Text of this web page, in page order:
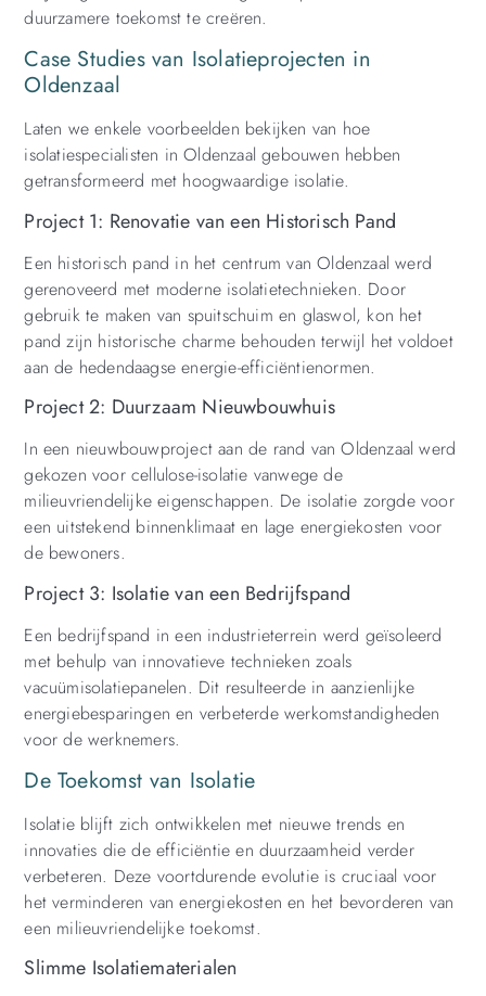
duurzamere toekomst te creëren.
Case Studies van Isolatieprojecten in
Oldenzaal
Laten we enkele voorbeelden bekijken van hoe
isolatiespecialisten in Oldenzaal gebouwen hebben
getransformeerd met hoogwaardige isolatie.
Project 1: Renovatie van een Historisch Pand
Een historisch pand in het centrum van Oldenzaal werd
gerenoveerd met moderne isolatietechnieken. Door
gebruik te maken van spuitschuim en glaswol, kon het
pand zijn historische charme behouden terwijl het voldoet
aan de hedendaagse energie-efficiëntienormen.
Project 2: Duurzaam Nieuwbouwhuis
In een nieuwbouwproject aan de rand van Oldenzaal werd
gekozen voor cellulose-isolatie vanwege de
milieuvriendelijke eigenschappen. De isolatie zorgde voor
een uitstekend binnenklimaat en lage energiekosten voor
de bewoners.
Project 3: Isolatie van een Bedrijfspand
Een bedrijfspand in een industrieterrein werd geïsoleerd
met behulp van innovatieve technieken zoals
vacuümisolatiepanelen. Dit resulteerde in aanzienlijke
energiebesparingen en verbeterde werkomstandigheden
voor de werknemers.
De Toekomst van Isolatie
Isolatie blijft zich ontwikkelen met nieuwe trends en
innovaties die de efficiëntie en duurzaamheid verder
verbeteren. Deze voortdurende evolutie is cruciaal voor
het verminderen van energiekosten en het bevorderen van
een milieuvriendelijke toekomst.
Slimme Isolatiematerialen